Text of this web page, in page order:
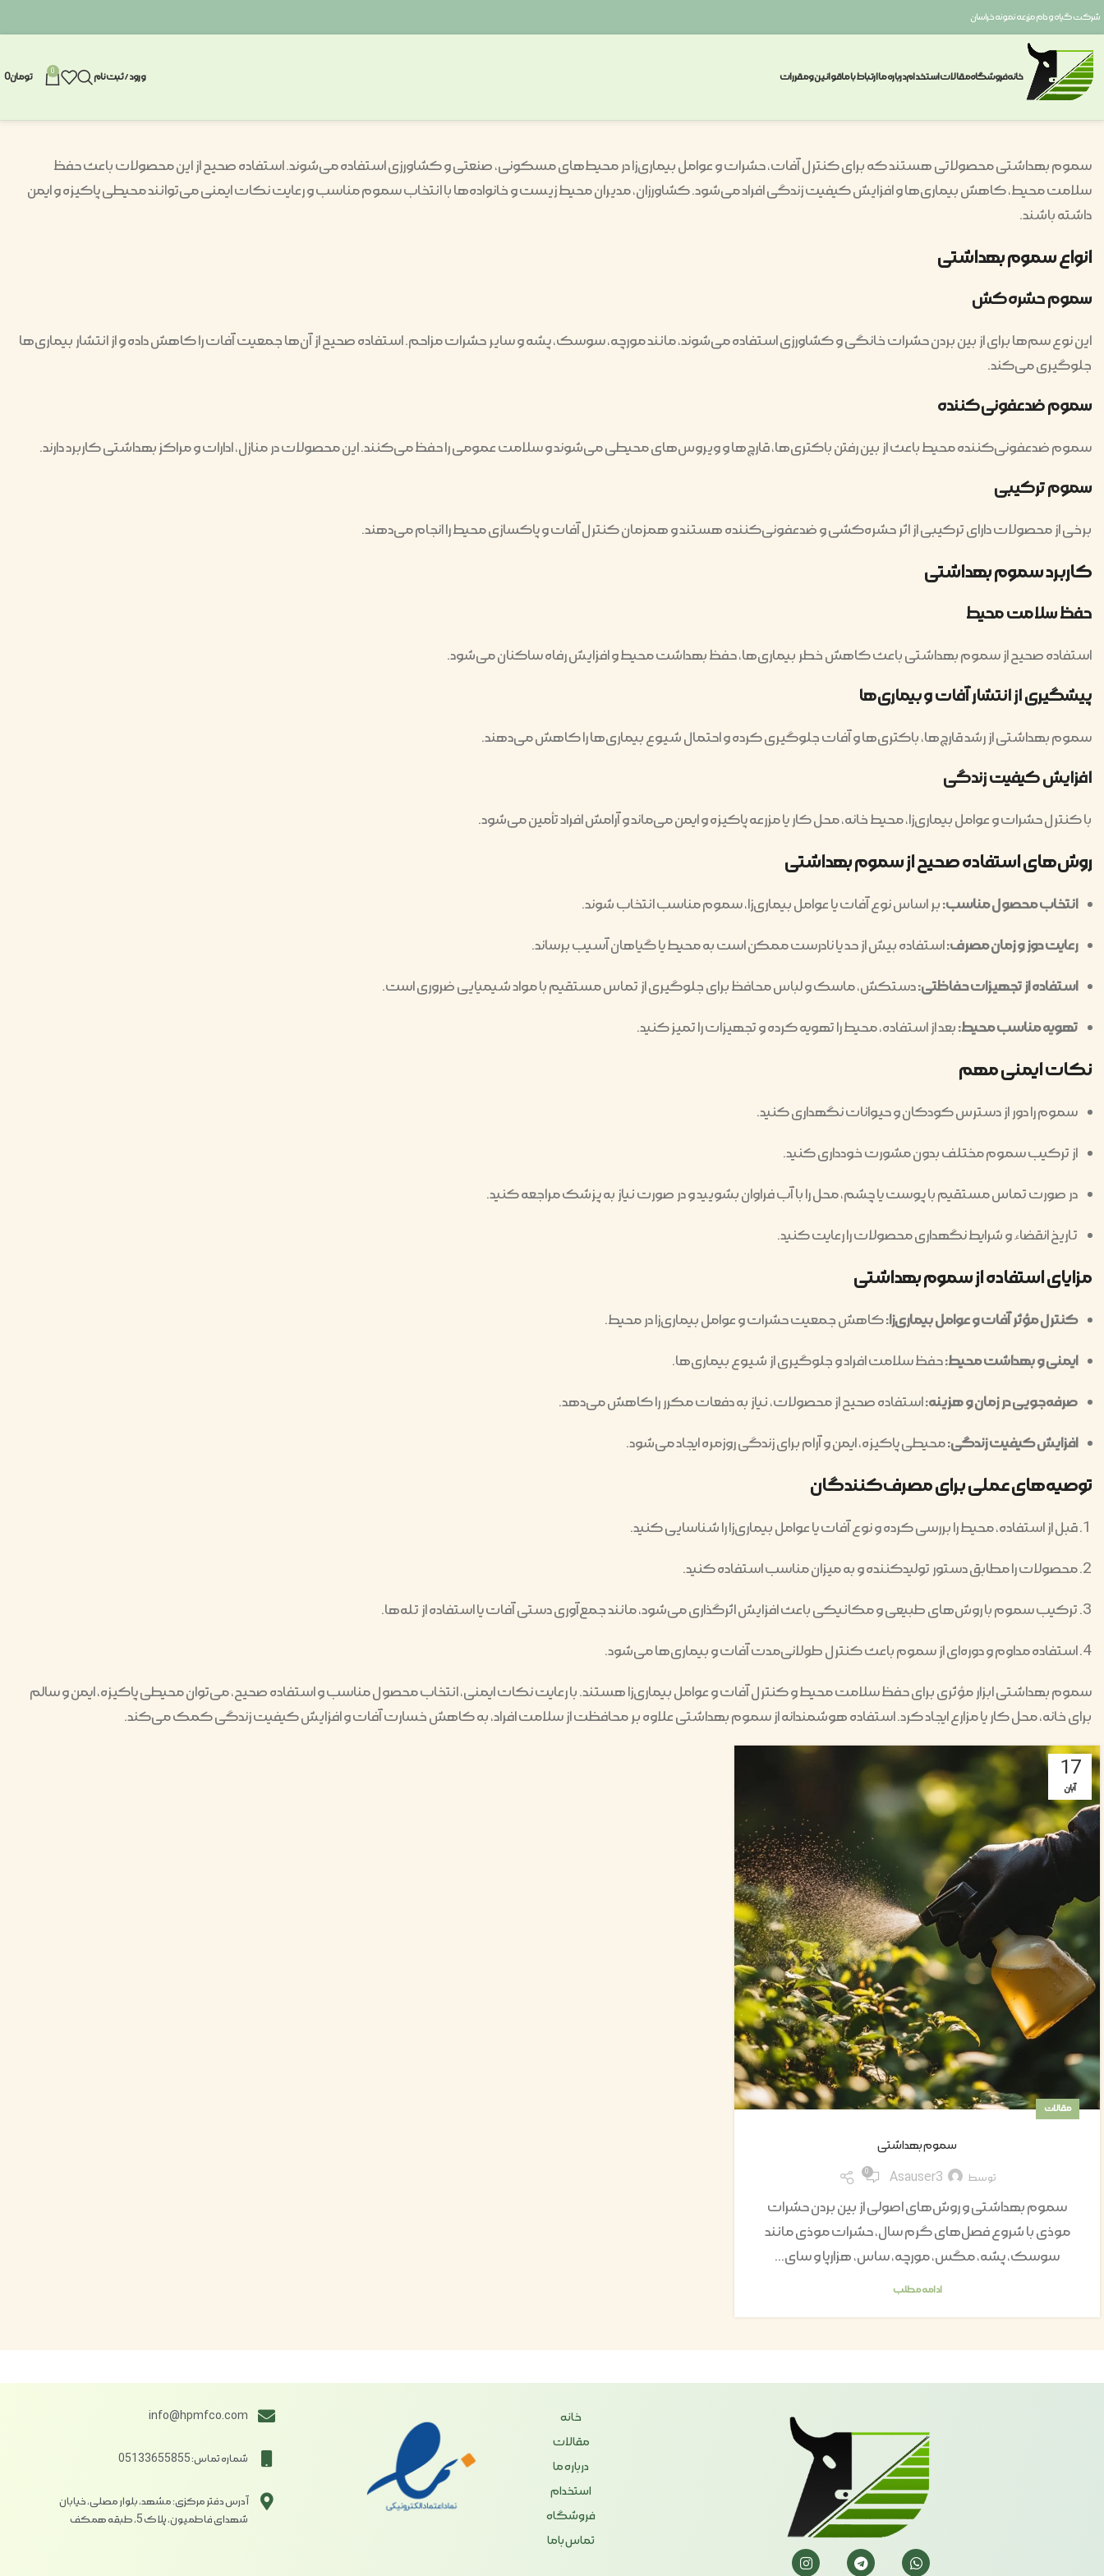
شرکت گیاه و دام مزرعه نمونه خراسان
خانهفروشگاهمقالاتاستخدامدرباره ماارتباط با ماقوانین ومقررات ورود / ثبت نام 0 تومان0
سموم بهداشتی محصولاتی هستند که برای کنترل آفات، حشرات و عوامل بیماری‌زا در محیط‌های مسکونی، صنعتی و کشاورزی استفاده می‌شوند. استفاده صحیح از این محصولات باعث حفظ
سلامت محیط، کاهش بیماری‌ها و افزایش کیفیت زندگی افراد می‌شود. کشاورزان، مدیران محیط زیست و خانواده‌ها با انتخاب سموم مناسب و رعایت نکات ایمنی می‌توانند محیطی پاکیزه و ایمن
داشته باشند.
انواع سموم بهداشتی
سموم حشره‌کش
این نوع سم‌ها برای از بین بردن حشرات خانگی و کشاورزی استفاده می‌شوند، مانند مورچه، سوسک، پشه و سایر حشرات مزاحم. استفاده صحیح از آن‌ها جمعیت آفات را کاهش داده و از انتشار بیماری‌ها
جلوگیری می‌کند.
سموم ضدعفونی‌کننده
سموم ضدعفونی‌کننده محیط باعث از بین رفتن باکتری‌ها، قارچ‌ها و ویروس‌های محیطی می‌شوند و سلامت عمومی را حفظ می‌کنند. این محصولات در منازل، ادارات و مراکز بهداشتی کاربرد دارند.
سموم ترکیبی
برخی از محصولات دارای ترکیبی از اثر حشره‌کشی و ضدعفونی‌کننده هستند و همزمان کنترل آفات و پاکسازی محیط را انجام می‌دهند.
کاربرد سموم بهداشتی
حفظ سلامت محیط
استفاده صحیح از سموم بهداشتی باعث کاهش خطر بیماری‌ها، حفظ بهداشت محیط و افزایش رفاه ساکنان می‌شود.
پیشگیری از انتشار آفات و بیماری‌ها
سموم بهداشتی از رشد قارچ‌ها، باکتری‌ها و آفات جلوگیری کرده و احتمال شیوع بیماری‌ها را کاهش می‌دهند.
افزایش کیفیت زندگی
با کنترل حشرات و عوامل بیماری‌زا، محیط خانه، محل کار یا مزرعه پاکیزه و ایمن می‌ماند و آرامش افراد تأمین می‌شود.
روش‌های استفاده صحیح از سموم بهداشتی
انتخاب محصول مناسب:بر اساس نوع آفات یا عوامل بیماری‌زا، سموم مناسب انتخاب شوند.
رعایت دوز و زمان مصرف:استفاده بیش از حد یا نادرست ممکن است به محیط یا گیاهان آسیب برساند.
استفاده از تجهیزات حفاظتی:دستکش، ماسک و لباس محافظ برای جلوگیری از تماس مستقیم با مواد شیمیایی ضروری است.
تهویه مناسب محیط:بعد از استفاده، محیط را تهویه کرده و تجهیزات را تمیز کنید.
نکات ایمنی مهم
سموم را دور از دسترس کودکان و حیوانات نگهداری کنید.
از ترکیب سموم مختلف بدون مشورت خودداری کنید.
در صورت تماس مستقیم با پوست یا چشم، محل را با آب فراوان بشویید و در صورت نیاز به پزشک مراجعه کنید.
تاریخ انقضاء و شرایط نگهداری محصولات را رعایت کنید.
مزایای استفاده از سموم بهداشتی
کنترل مؤثر آفات و عوامل بیماری‌زا:کاهش جمعیت حشرات و عوامل بیماری‌زا در محیط.
ایمنی و بهداشت محیط:حفظ سلامت افراد و جلوگیری از شیوع بیماری‌ها.
صرفه‌جویی در زمان و هزینه:استفاده صحیح از محصولات، نیاز به دفعات مکرر را کاهش می‌دهد.
افزایش کیفیت زندگی:محیطی پاکیزه، ایمن و آرام برای زندگی روزمره ایجاد می‌شود.
توصیه‌های عملی برای مصرف‌کنندگان
قبل از استفاده، محیط را بررسی کرده و نوع آفات یا عوامل بیماری‌زا را شناسایی کنید.
محصولات را مطابق دستور تولیدکننده و به میزان مناسب استفاده کنید.
ترکیب سموم با روش‌های طبیعی و مکانیکی باعث افزایش اثرگذاری می‌شود، مانند جمع‌آوری دستی آفات یا استفاده از تله‌ها.
استفاده مداوم و دوره‌ای از سموم باعث کنترل طولانی‌مدت آفات و بیماری‌ها می‌شود.
سموم بهداشتی ابزار مؤثری برای حفظ سلامت محیط و کنترل آفات و عوامل بیماری‌زا هستند. با رعایت نکات ایمنی، انتخاب محصول مناسب و استفاده صحیح، می‌توان محیطی پاکیزه، ایمن و سالم
برای خانه، محل کار یا مزارع ایجاد کرد. استفاده هوشمندانه از سموم بهداشتی علاوه بر محافظت از سلامت افراد، به کاهش خسارت آفات و افزایش کیفیت زندگی کمک می‌کند.
17
آبان
مقالات
سموم بهداشتی
توسط Asauser3
0
سموم بهداشتی و روش‌های اصولی از بین بردن حشرات
موذی با شروع فصل‌های گرم سال، حشرات موذی مانند
سوسک، پشه، مگس، مورچه، ساس، هزارپا و سای...
ادامه مطلب
خانه
مقالات
درباره ما
استخدام
فروشگاه
تماس باما
info@hpmfco.com
شماره تماس: 05133655855
آدرس دفتر مرکزی: مشهد، بلوار مصلی، خیابان
شهدای فاطمیون، پلاک 5، طبقه همکف